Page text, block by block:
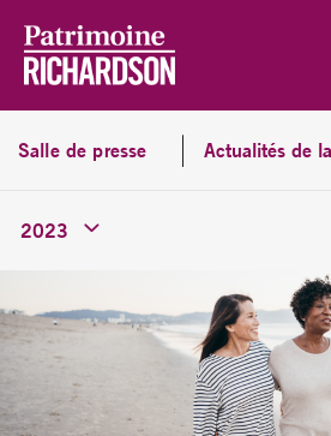
Salle de presse Actualités de
2023